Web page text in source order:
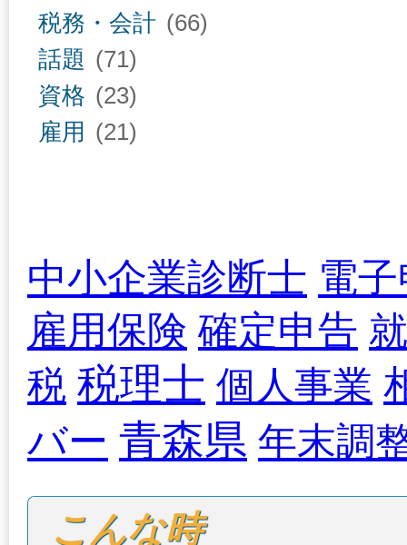
税務・会計 (66)
話題 (71)
資格 (23)
雇用 (21)
中小企業診断士 電
雇用保険 確定申告
税 税理士 個人事業
バー 青森県 年末調
こんな時